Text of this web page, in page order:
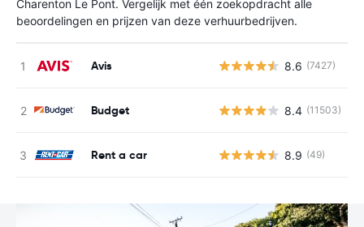
Charenton Le Pont. Vergelijk met één zoekopdracht alle
beoordelingen en prijzen van deze verhuurbedrijven.
Avis 8.6 (7427)
Budget 8.4 (11503)
Rent a car 8.9 (49)